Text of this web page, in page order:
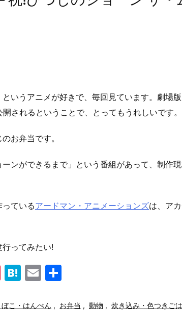
というアニメが好きで、毎回見ています。劇場
されるということで、とってもうれしいです
お弁当です。
ンができるまで」という番組があって、制作
ているアードマン・アニメーションズは、ア
ってみたい!
Pi
er
H
e
E
ai
こ・はんぺん , お弁当 , 動物 , 炊き込み・色つきご